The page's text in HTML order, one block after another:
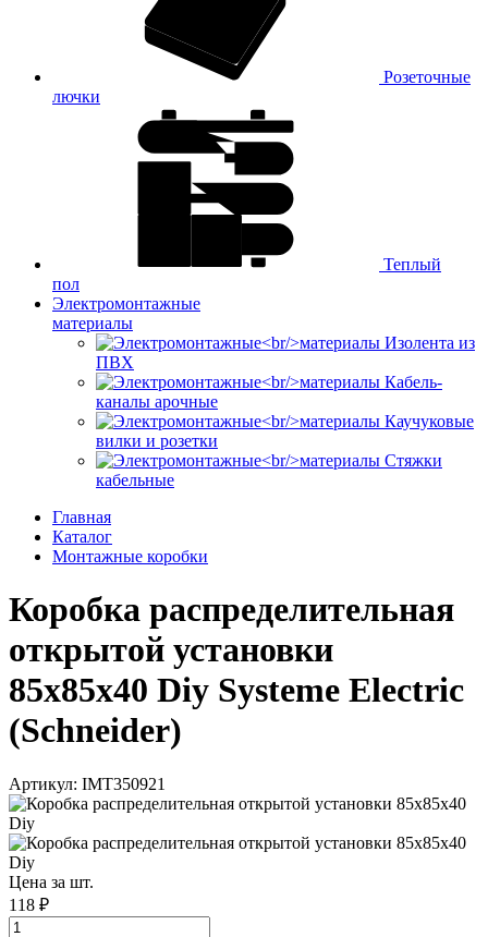
Розеточные
лючки
Теплый
пол
Электромонтажные
материалы
Изолента из
ПВХ
Кабель-
каналы арочные
Каучуковые
вилки и розетки
Стяжки
кабельные
Главная
Каталог
Монтажные коробки
Коробка распределительная
открытой установки
85х85х40 Diy Systeme Electric
(Schneider)
Артикул: IMT350921
Цена за шт.
118 ₽